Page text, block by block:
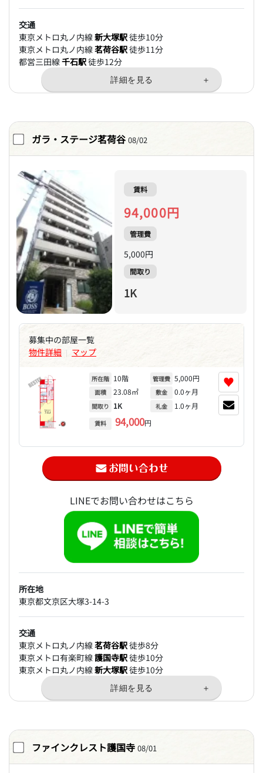
交通
東京メトロ丸ノ内線新大塚駅徒歩10分
東京メトロ丸ノ内線茗荷谷駅徒歩11分
都営三田線千石駅徒歩12分
ガラ・ステージ茗荷谷 08/02
賃料
94,000円
管理費
5,000円
間取り
1K
募集中の部屋一覧
物件詳細 | マップ
所在階 10階
面積 23.08㎡
間取り 1K
賃料 94,000円
管理費 5,000円
敷金 0.0ヶ月
礼金 1.0ヶ月
♥
LINEでお問い合わせはこちら
所在地
東京都文京区大塚3-14-3
交通
東京メトロ丸ノ内線茗荷谷駅徒歩8分
東京メトロ有楽町線護国寺駅徒歩10分
東京メトロ丸ノ内線新大塚駅徒歩10分
ファインクレスト護国寺 08/01